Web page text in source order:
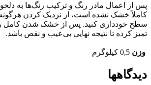
پس از اعمال مادر رنگ و ترکیب رنگ‌ها به
کاملاً خشک نشده است، از نزدیک کردن هرگونه
سطح خودداری کنید. پس از خشک شدن کامل
تمیز کرده تا نتیجه نهایی بی‌عیب و نقص باشد.
وزن 0,5 کیلوگرم
دیدگاهها